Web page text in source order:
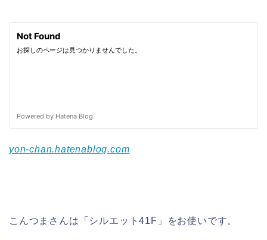
yon-chan.hatenablog.com
こんつまさんは「シルエット41F」をお使いです。